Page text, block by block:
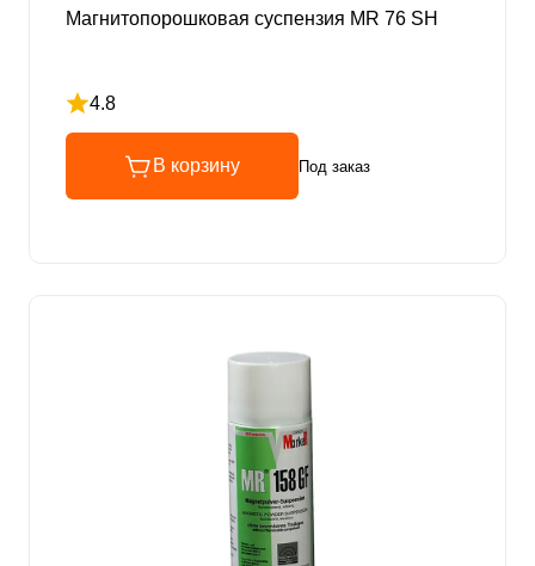
Магнитопорошковая суспензия MR 76 SH
4.8
Рейтинг 4.8 из 5
В корзину Под заказ